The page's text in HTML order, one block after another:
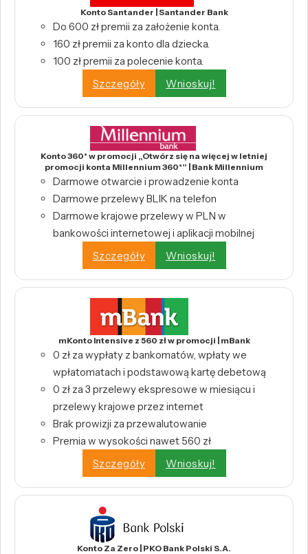
Konto Santander | Santander Bank
Do 600 zł premii za założenie konta.
160 zł premii za konto dla dziecka.
100 zł premii za polecenie konta.
Szczegóły
Wnioskuj!
Konto 360° w promocji „Otwórz się na więcej w letniej
promocji konta Millennium 360°” | Bank Millennium
Darmowe otwarcie i prowadzenie konta
Darmowe przelewy BLIK na telefon
Darmowe krajowe przelewy w PLN w
bankowości internetowej i aplikacji mobilnej
Szczegóły
Wnioskuj!
mKonto Intensive z 560 zł w promocji | mBank
0 zł za wypłaty z bankomatów, wpłaty we
wpłatomatach i podstawową kartę debetową
0 zł za 3 przelewy ekspresowe w miesiącu i
przelewy krajowe przez internet
Brak prowizji za przewalutowanie
Premia w wysokości nawet 560 zł
Szczegóły
Wnioskuj!
Konto Za Zero | PKO Bank Polski S.A.